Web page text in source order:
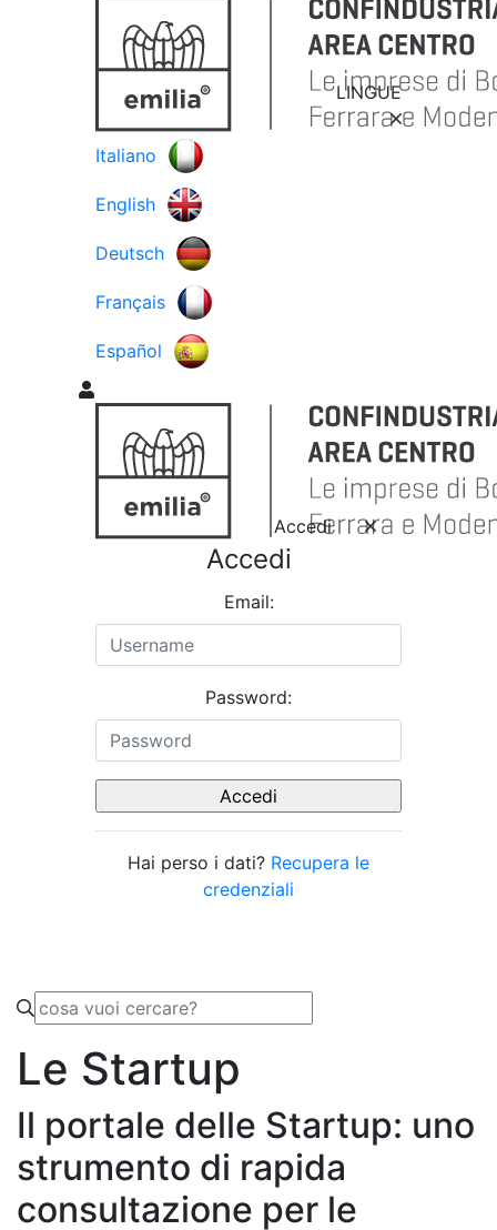
LINGUE
Italiano
English
Deutsch
Français
Español
Accedi
Accedi
Email:
Password:
Hai perso i dati? Recupera le
credenziali
Le Startup
Il portale delle Startup: uno
strumento di rapida
consultazione per le